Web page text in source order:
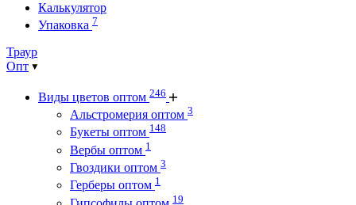
Калькулятор
Упаковка 7
Траур
Опт
Виды цветов оптом 246
Альстромерия оптом 3
Букеты оптом 148
Вербы оптом 1
Гвоздики оптом 3
Герберы оптом 1
19